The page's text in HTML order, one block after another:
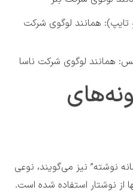
تایپ): همانند لوگوی شرکت
همانند لوگوی شرکت ناسا
نوشته” نیز می‌گویند، نوعی
از نوشتار استفاده شده است.